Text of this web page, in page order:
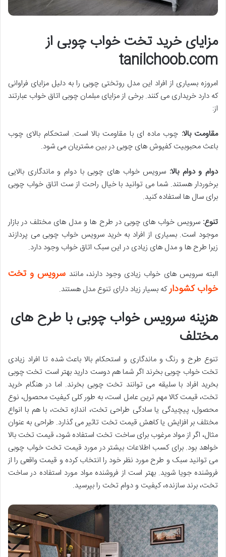
مزایای خرید تخت خواب چوبی از
tanilchoob.com
امروزه بسیاری از افراد این مدل روتختی چوبی را به دلیل مزایای فراوانی
که دارد خریداری می کنند. برخی از مزایای مبلمان چوبی اتاق خواب عبارتند
از:
مقاومت بالا: چوب ماده ای با مقاومت بالا است. استحکام بالای چوب
باعث محبوبیت کفپوش های چوبی در بین مشتریان می شود.
دوام و دوام بالا: سرویس خواب های چوبی با دوام و ماندگاری بالایی
برخوردار هستند. شما می توانید با خیال راحت از ست اتاق خواب چوبی
برای سال ها استفاده کنید.
تنوع: سرویس خواب های چوبی در طرح ها و مدل های مختلف در بازار
موجود است. بسیاری از افراد به خرید سرویس خواب چوبی می پردازند
زیرا طرح ها و مدل های زیادی در این سبک اتاق خواب وجود دارد.
البته سرویس های خواب زیادی وجود دارند، مانند سرویس و تخت
خواب کشودارکه بسیار زیاد دارای تنوع مدل هستند.
هزینه سرویس خواب چوبی با طرح های
مختلف
تنوع طرح و رنگ و ماندگاری و استحکام بالا باعث شده تا افراد زیادی
تخت خواب چوبی بخرند اگر شما هم دوست دارید بهتر است تخت چوبی
بخرید افراد با سلیقه می توانند تخت چوبی بخرند. اما در هنگام خرید
تخت، قیمت کالا مهم ترین عامل است، به طور کلی کیفیت محصول، نوع
محصول، پیچیدگی یا سادگی طراحی تخت، اندازه تخت، با هم با انواع
مختلف بر افزایش یا کاهش قیمت تخت تاثیر می گذارد. طراحی به عنوان
مثال، اگر از مواد مرغوب برای ساخت تخت استفاده شود، قیمت تخت بالا
خواهد بود. برای کسب اطلاعات بیشتر در مورد قیمت تخت خواب چوبی
می توانید سبک و طرح مورد نظر خود را انتخاب کرده و قیمت واقعی را از
فروشنده جویا شوید. بهتر است از فروشنده مواد مورد استفاده در ساخت
تخت، برند سازنده، کیفیت و دوام تخت را بپرسید.